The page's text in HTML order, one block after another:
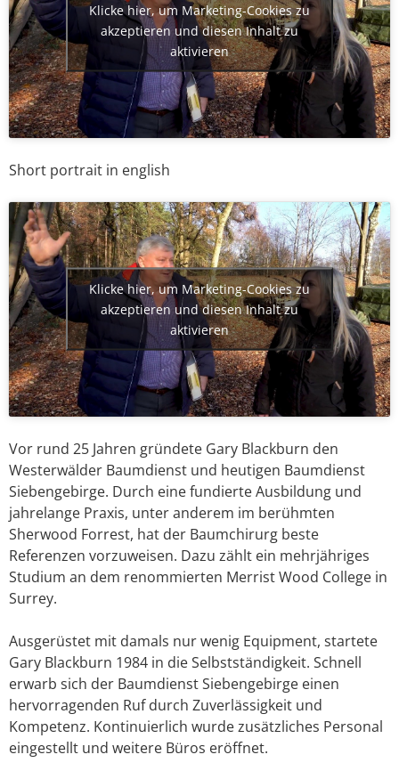
Klicke hier, um Marketing-Cookies zu
akzeptieren und diesen Inhalt zu
aktivieren
Short portrait in english
Klicke hier, um Marketing-Cookies zu
akzeptieren und diesen Inhalt zu
aktivieren
Vor rund 25 Jahren gründete Gary Blackburn den
Westerwälder Baumdienst und heutigen Baumdienst
Siebengebirge. Durch eine fundierte Ausbildung und
jahrelange Praxis, unter anderem im berühmten
Sherwood Forrest, hat der Baumchirurg beste
Referenzen vorzuweisen. Dazu zählt ein mehrjähriges
Studium an dem renommierten Merrist Wood College in
Surrey.
Ausgerüstet mit damals nur wenig Equipment, startete
Gary Blackburn 1984 in die Selbstständigkeit. Schnell
erwarb sich der Baumdienst Siebengebirge einen
hervorragenden Ruf durch Zuverlässigkeit und
Kompetenz. Kontinuierlich wurde zusätzliches Personal
eingestellt und weitere Büros eröffnet.